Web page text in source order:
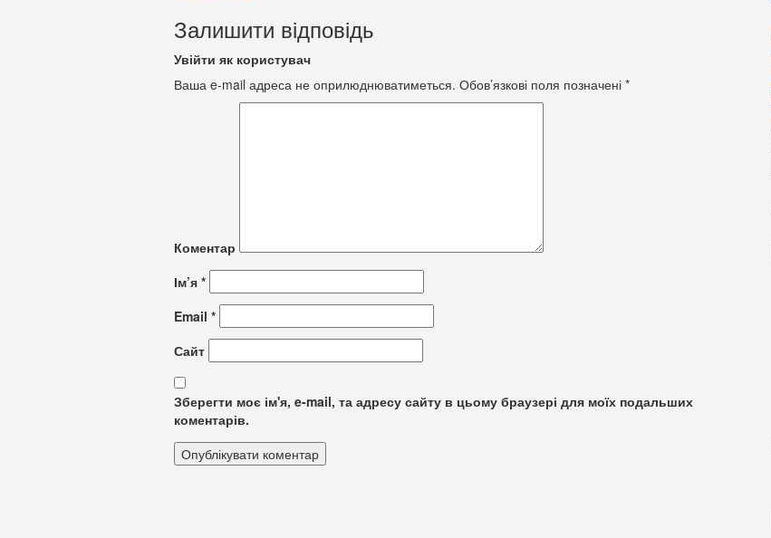
Залишити відповідь
Увійти як користувач
Ваша e-mail адреса не оприлюднюватиметься. Обов’язкові поля позначені *
Коментар
Ім’я *
Email *
Сайт
Зберегти моє ім'я, e-mail, та адресу сайту в цьому браузері для моїх подальших
коментарів.